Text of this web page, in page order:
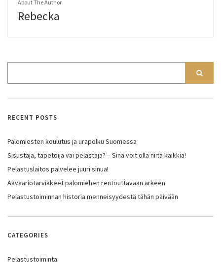
About The Author
Rebecka
RECENT POSTS
Palomiesten koulutus ja urapolku Suomessa
Sisustaja, tapetoija vai pelastaja? – Sinä voit olla niitä kaikkia!
Pelastuslaitos palvelee juuri sinua!
Akvaariotarvikkeet palomiehen rentouttavaan arkeen
Pelastustoiminnan historia menneisyydestä tähän päivään
CATEGORIES
Pelastustoiminta